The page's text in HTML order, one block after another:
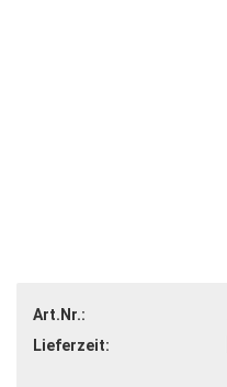
Art.Nr.:
Lieferzeit: